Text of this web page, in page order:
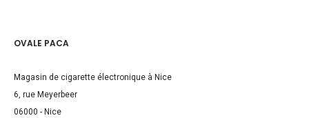
OVALE PACA
Magasin de cigarette électronique à Nice
6, rue Meyerbeer
06000 - Nice